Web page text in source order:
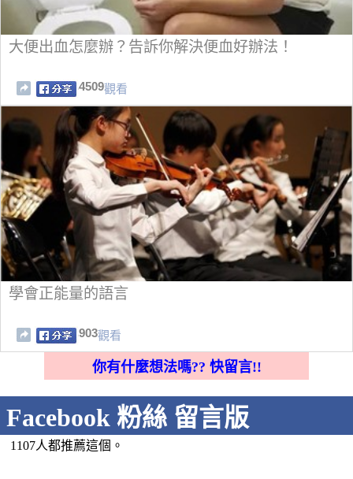
大便出血怎麼辦？告訴你解決便血好辦法！
4509觀看
學會正能量的語言
903觀看
你有什麼想法嗎?? 快留言!!
Facebook 粉絲 留言版
1107人都推薦這個。